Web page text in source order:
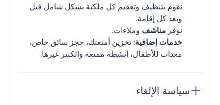
نقوم بتنظيف وتعقيم كل ملكية بشكل شامل قبل
وبعد كل إقامة.
نوفر مناشف وملاءات.
خدمات إضافية: تخزين أمتعتك، حجز سائق خاص،
معدات للأطفال، أنشطة ممتعة والكثير غيرها.
سياسة الإلغاء